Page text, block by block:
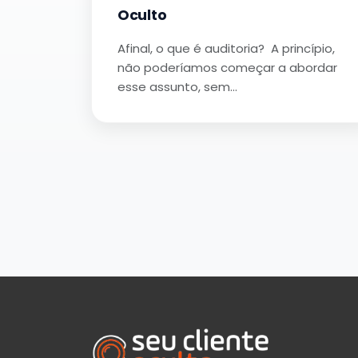
Oculto
Afinal, o que é auditoria? A princípio,
não poderíamos começar a abordar
esse assunto, sem…